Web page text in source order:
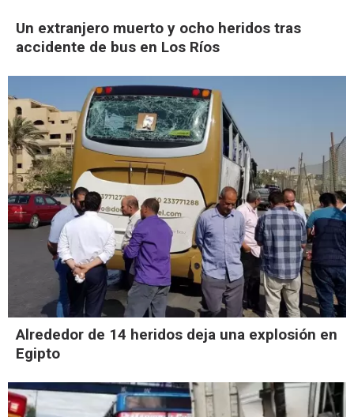
Un extranjero muerto y ocho heridos tras
accidente de bus en Los Ríos
Alrededor de 14 heridos deja una explosión en
Egipto